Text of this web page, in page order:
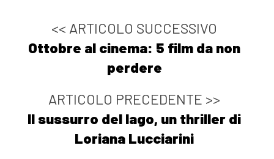
<< ARTICOLO SUCCESSIVO
Ottobre al cinema: 5 film da non
perdere
ARTICOLO PRECEDENTE >>
Il sussurro del lago, un thriller di
Loriana Lucciarini